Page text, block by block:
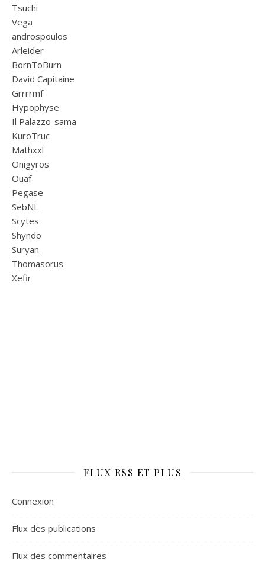
Tsuchi
Vega
androspoulos
Arleider
BornToBurn
David Capitaine
Grrrrmf
Hypophyse
Il Palazzo-sama
KuroTruc
Mathxxl
Onigyros
Ouaf
Pegase
SebNL
Scytes
Shyndo
Suryan
Thomasorus
Xefir
FLUX RSS ET PLUS
Connexion
Flux des publications
Flux des commentaires